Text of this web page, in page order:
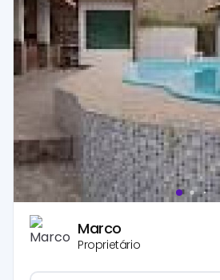
Marco
Proprietário